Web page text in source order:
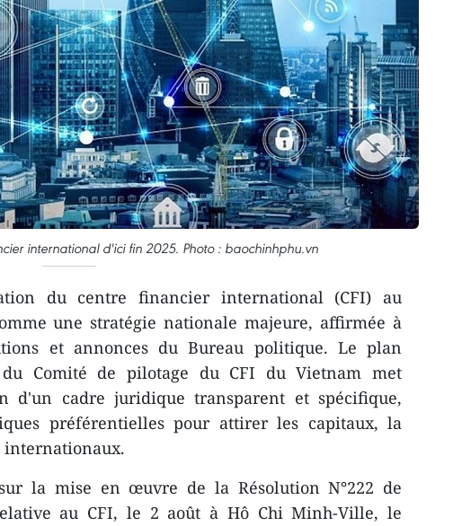
international d'ici fin 2025. Photo : baochinhphu.vn
du centre financier international (CFI) au
une stratégie nationale majeure, affirmée à
et annonces du Bureau politique. Le plan
du Comité de pilotage du CFI du Vietnam met
d'un cadre juridique transparent et spécifique,
préférentielles pour attirer les capitaux, la
internationaux.
la mise en œuvre de la Résolution N°222 de
au CFI, le 2 août à Hô Chi Minh-Ville, le